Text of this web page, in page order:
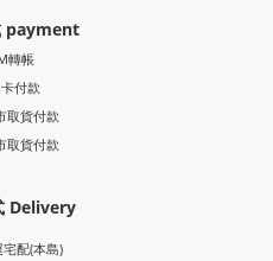
payment
轉帳
付款
取貨付款
取貨付款
Delivery
配(本島)